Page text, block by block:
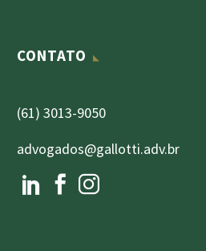
CONTATO
(61) 3013-9050
advogados@gallotti.adv.br